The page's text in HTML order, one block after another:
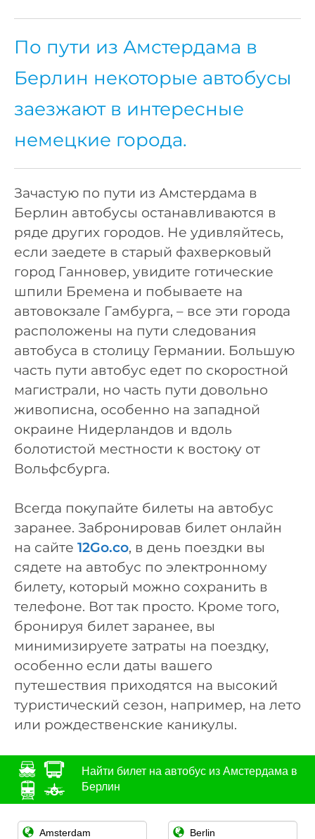
По пути из Амстердама в
Берлин некоторые автобусы
заезжают в интересные
немецкие города.
Зачастую по пути из Амстердама в
Берлин автобусы останавливаются в
ряде других городов. Не удивляйтесь,
если заедете в старый фахверковый
город Ганновер, увидите готические
шпили Бремена и побываете на
автовокзале Гамбурга, – все эти города
расположены на пути следования
автобуса в столицу Германии. Большую
часть пути автобус едет по скоростной
магистрали, но часть пути довольно
живописна, особенно на западной
окраине Нидерландов и вдоль
болотистой местности к востоку от
Вольфсбурга.
Всегда покупайте билеты на автобус
заранее. Забронировав билет онлайн
на сайте 12Go.co, в день поездки вы
сядете на автобус по электронному
билету, который можно сохранить в
телефоне. Вот так просто. Кроме того,
бронируя билет заранее, вы
минимизируете затраты на поездку,
особенно если даты вашего
путешествия приходятся на высокий
туристический сезон, например, на лето
или рождественские каникулы.
Найти билет на автобус из Амстердама в
Берлин